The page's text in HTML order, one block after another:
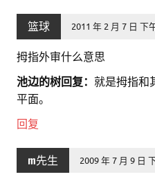
篮球 2011 年 2 月 7 日 下
拇指外审什么意思
池边的树回复： 就是拇指和
平面。
回复
m先生 2009 年 7 月 9 日